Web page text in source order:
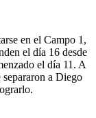
en el Campo 1,
el día 16 desde
el día 11. A
a Diego